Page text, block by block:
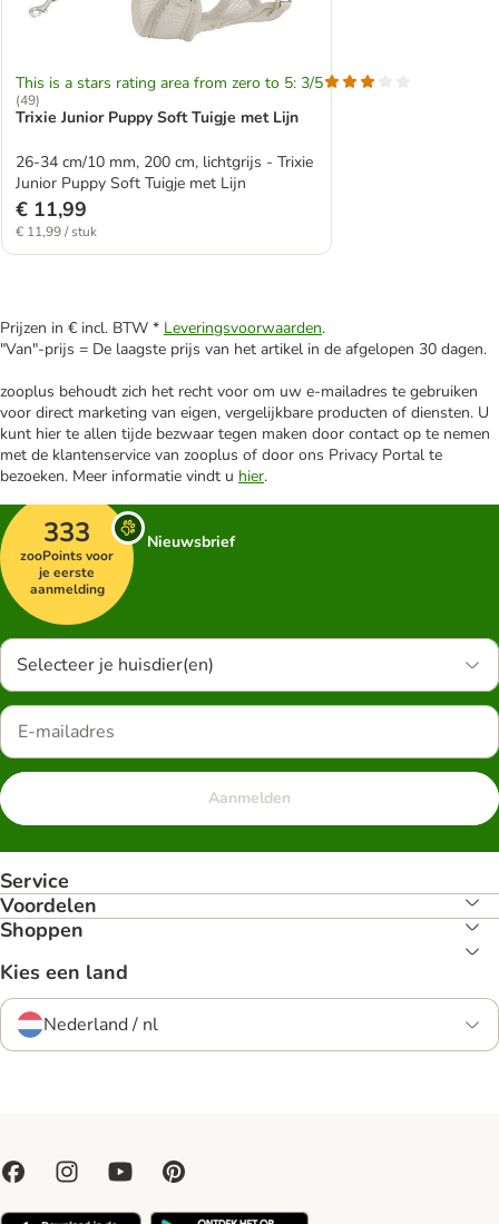
This is a stars rating area from zero to 5: 3/5
(49)
Trixie Junior Puppy Soft Tuigje met Lijn
26-34 cm/10 mm, 200 cm, lichtgrijs - Trixie
Junior Puppy Soft Tuigje met Lijn
€ 11,99
€ 11,99 / stuk
Prijzen in € incl. BTW * Leveringsvoorwaarden.
"Van"-prijs = De laagste prijs van het artikel in de afgelopen 30 dagen.
zooplus behoudt zich het recht voor om uw e-mailadres te gebruiken
voor direct marketing van eigen, vergelijkbare producten of diensten. U
kunt hier te allen tijde bezwaar tegen maken door contact op te nemen
met de klantenservice van zooplus of door ons Privacy Portal te
bezoeken. Meer informatie vindt u hier.
333
zooPoints voor
je eerste
aanmelding
Nieuwsbrief
Selecteer je huisdier(en)
Aanmelden
Service
Voordelen
Shoppen
Kies een land
Nederland / nl